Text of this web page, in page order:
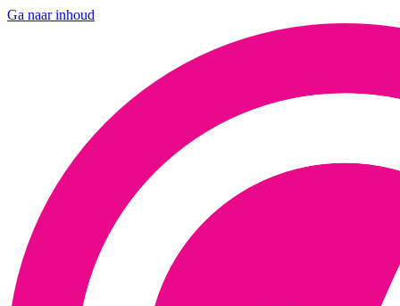
Ga naar inhoud